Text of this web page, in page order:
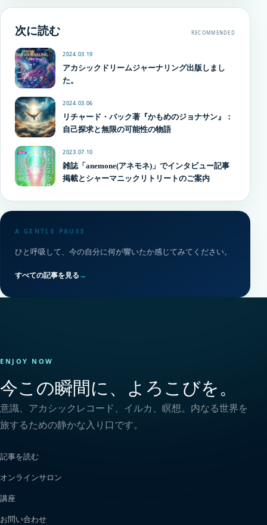
次に読む RECOMMENDED
2024.03.19
アカシックドリームジャーナリング出版しまし
た。
2024.03.06
リチャード・バック著『かもめのジョナサン』：
自己探求と無限の可能性の物語
2023.07.10
雑誌「anemone(アネモネ)」でインタビュー記事
掲載とシャーマニックリトリートのご案内
A GENTLE PAUSE
ひと呼吸して、今の自分に何が響いたか感じてみてください。
すべての記事を見る→
ENJOY NOW
今この瞬間に、よろこびを。
意識、アカシックレコード、イルカ、瞑想。内なる世界を
旅するための静かな入り口です。
記事を読む
オンラインサロン
講座
お問い合わせ